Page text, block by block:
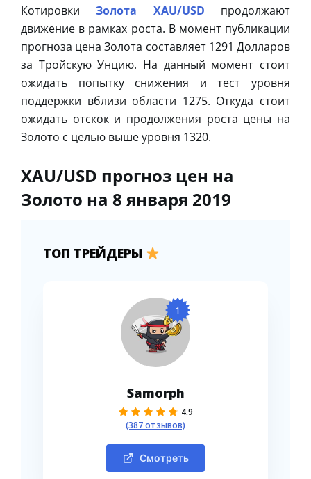
КотировкиЗолота XAU/USD продолжают
движение в рамках роста. В момент публикации
прогноза цена Золота составляет 1291 Долларов
за Тройскую Унцию. На данный момент стоит
ожидать попытку снижения и тест уровня
поддержки вблизи области 1275. Откуда стоит
ожидать отскок и продолжения роста цены на
Золото с целью выше уровня 1320.
XAU/USD прогноз цен на
Золото на 8 января 2019
ТОП ТРЕЙДЕРЫ
1
Samorph
4.9
(387 отзывов)
Смотреть